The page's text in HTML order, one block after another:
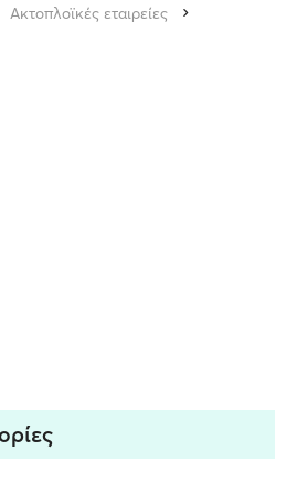
Ακτοπλοϊκές εταιρείες